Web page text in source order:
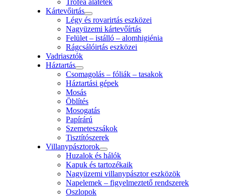
Trófea alátétek
Kártevőirtás
Légy és rovarirtás eszközei
Nagyüzemi kártevőírtás
Felület – istálló – alomhigiénia
Rágcsálóirtás eszközei
Vadriasztók
Háztartás
Csomagolás – fóliák – tasakok
Háztartási gépek
Mosás
Öblítés
Mosogatás
Papírárú
Szemeteszsákok
Tisztítószerek
Villanypásztorok
Huzalok és hálók
Kapuk és tartozékaik
Nagyüzemi villanypásztor eszközök
Napelemek – figyelmeztető rendszerek
Oszlopok